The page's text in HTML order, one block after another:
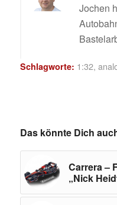
Jochen
Schlagworte: 1:32,
Das könnte Dich
Carrera –
„Nick